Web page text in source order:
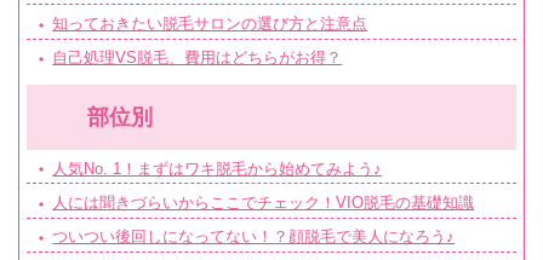
知っておきたい脱毛サロンの選び方と注意点
自己処理VS脱毛、費用はどちらがお得？
部位別
人気No. 1！まずはワキ脱毛から始めてみよう♪
人には聞きづらいからここでチェック！VIO脱毛の基礎知識
ついつい後回しになってない！？顔脱毛で美人になろう♪